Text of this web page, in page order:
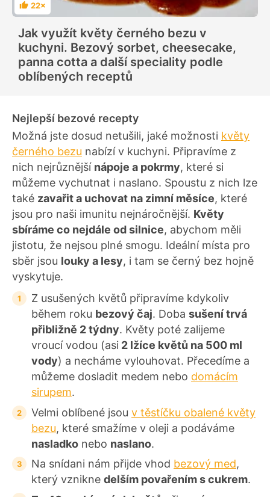
H
o
n
o
c
n
í
22×
Jak využít květy černého bezu v
kuchyni. Bezový sorbet, cheesecake,
panna cotta a další speciality podle
oblíbených receptů
Nejlepší bezové recepty
Možná jste dosud netušili, jaké možnosti květy
černého bezu nabízí v kuchyni. Připravíme z
nich nejrůznější nápoje a pokrmy, které si
můžeme vychutnat i naslano. Spoustu z nich lze
také zavařit a uchovat na zimní měsíce, které
jsou pro naši imunitu nejnáročnější. Květy
sbíráme co nejdále od silnice, abychom měli
jistotu, že nejsou plné smogu. Ideální místa pro
sběr jsou louky a lesy, i tam se černý bez hojně
vyskytuje.
Z usušených květů připravíme kdykoliv
během roku bezový čaj. Doba sušení trvá
přibližně 2 týdny. Květy poté zalijeme
vroucí vodou (asi 2 lžíce květů na 500 ml
vody) a necháme vylouhovat. Přecedíme a
můžeme dosladit medem nebo domácím
sirupem.
Velmi oblíbené jsou v těstíčku obalené květy
bezu, které smažíme v oleji a podáváme
nasladko nebo naslano.
Na snídani nám přijde vhod bezový med,
který vznikne delším povařením s cukrem.